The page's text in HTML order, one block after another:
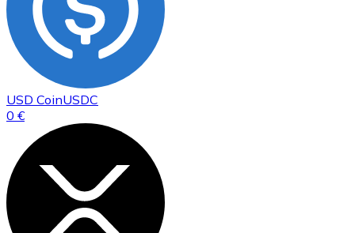
USD CoinUSDC
0 €